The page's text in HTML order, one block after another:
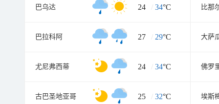
巴乌达 24 / 34°C 比那
巴拉科阿 27 / 29°C 大萨
尤尼弗西蒂 24 / 34°C 佛罗
古巴圣地亚哥 25 / 32°C 埃斯